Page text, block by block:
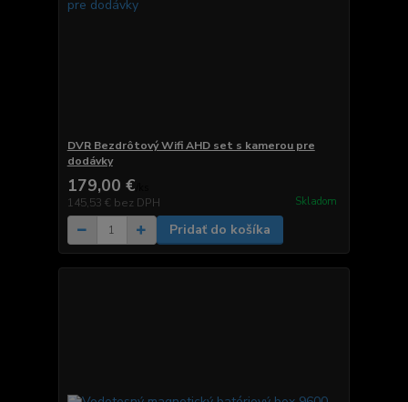
DVR Bezdrôtový Wifi AHD set s kamerou pre
dodávky
179,00 €
145,53 € bez DPH Skladom
Pridať do košíka